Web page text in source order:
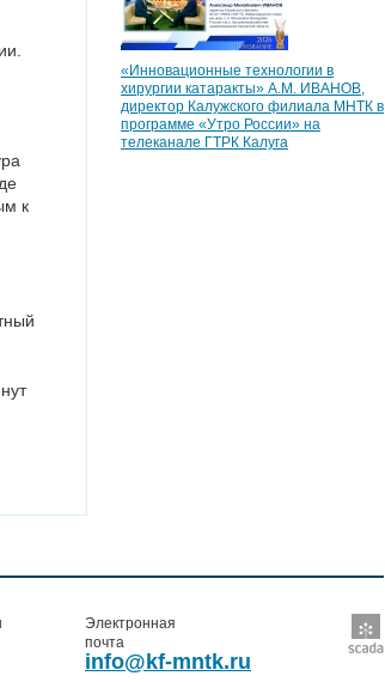
к
«Инновационные технологии в
хирургии катаракты» А.М. ИВАНОВ,
директор Калужского филиала МНТК в
программе «Утро России» на
телеканале ГТРК Калуга
Электронная
почта
info@kf-mntk.ru